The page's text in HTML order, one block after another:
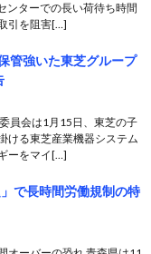
ンターでの長い荷待ち時間
引を阻害[…]
管強いた東芝グループ
員会は1月15日、東芝の子
ける東芝産業機器システム
ーをマイ[…]
で長時間労働規制の特